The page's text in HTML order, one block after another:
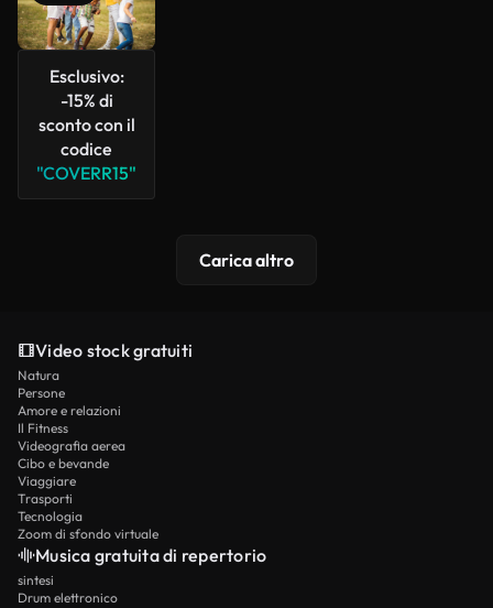
Esclusivo:
-15% di
sconto con il
codice
"COVERR15"
Carica altro
Video stock gratuiti
Natura
Persone
Amore e relazioni
Il Fitness
Videografia aerea
Cibo e bevande
Viaggiare
Trasporti
Tecnologia
Zoom di sfondo virtuale
Musica gratuita di repertorio
sintesi
Drum elettronico